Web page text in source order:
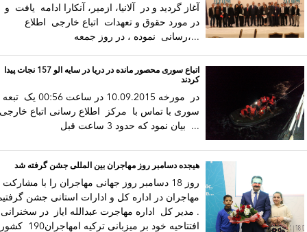
آغاز گردید و در آلانیا، ازمیر، آنکارا ادامه یافت و
در مورد حقوق و تعهدات اتباع خارجی اطلاع
رسانی نموده ، در روز جمعه،...
اتباع سوری محصور مانده در دریا در سایه الو 157 نجات پیدا
کردند
در مورخه 10.09.2015 در ساعت 00:56 یک تبعه
سوری با تماس با مرکز اطلاع رسانی اتباع
بیان نمود که حدود 3 ساعت قبل ...
هیجده دسامبر روز مهاجران بین المللی جشن گرفته شد
روز 18 دسامبر روز جهانی مهاجران را با مشارکت
مهاجران در اداره کل و ادارات استانی جشن
. مدیر کل اداره مهاجرت عبدالله ایاز در سخنرانی
افتتاحیه خود بر میزبانی ترکیه